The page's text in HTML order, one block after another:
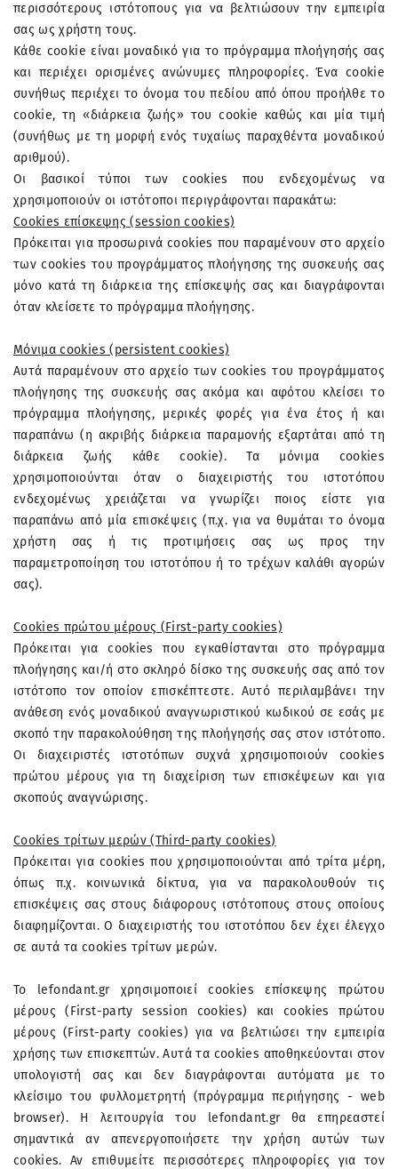
περισσότερους ιστότοπους για να βελτιώσουν την εμπειρία
σας ως χρήστη τους.
Κάθε cookie είναι μοναδικό για το πρόγραμμα πλοήγησής σας
και περιέχει ορισμένες ανώνυμες πληροφορίες. Ένα cookie
συνήθως περιέχει το όνομα του πεδίου από όπου προήλθε το
cookie, τη «διάρκεια ζωής» του cookie καθώς και μία τιμή
(συνήθως με τη μορφή ενός τυχαίως παραχθέντα μοναδικού
αριθμού).
Οι βασικοί τύποι των cookies που ενδεχομένως να
χρησιμοποιούν οι ιστότοποι περιγράφονται παρακάτω:
Cookies επίσκεψης (session cookies)
Πρόκειται για προσωρινά cookies που παραμένουν στο αρχείο
των cookies του προγράμματος πλοήγησης της συσκευής σας
μόνο κατά τη διάρκεια της επίσκεψής σας και διαγράφονται
όταν κλείσετε το πρόγραμμα πλοήγησης.
Μόνιμα cookies (persistent cookies)
Αυτά παραμένουν στο αρχείο των cookies του προγράμματος
πλοήγησης της συσκευής σας ακόμα και αφότου κλείσει το
πρόγραμμα πλοήγησης, μερικές φορές για ένα έτος ή και
παραπάνω (η ακριβής διάρκεια παραμονής εξαρτάται από τη
διάρκεια ζωής κάθε cookie). Τα μόνιμα cookies
χρησιμοποιούνται όταν ο διαχειριστής του ιστοτόπου
ενδεχομένως χρειάζεται να γνωρίζει ποιος είστε για
παραπάνω από μία επισκέψεις (π.χ. για να θυμάται το όνομα
χρήστη σας ή τις προτιμήσεις σας ως προς την
παραμετροποίηση του ιστοτόπου ή το τρέχων καλάθι αγορών
σας).
Cookies πρώτου μέρους (First-party cookies)
Πρόκειται για cookies που εγκαθίστανται στο πρόγραμμα
πλοήγησης και/ή στο σκληρό δίσκο της συσκευής σας από τον
ιστότοπο τον οποίον επισκέπτεστε. Αυτό περιλαμβάνει την
ανάθεση ενός μοναδικού αναγνωριστικού κωδικού σε εσάς με
σκοπό την παρακολούθηση της πλοήγησής σας στον ιστότοπο.
Οι διαχειριστές ιστοτόπων συχνά χρησιμοποιούν cookies
πρώτου μέρους για τη διαχείριση των επισκέψεων και για
σκοπούς αναγνώρισης.
Cookies τρίτων μερών (Third-party cookies)
Πρόκειται για cookies που χρησιμοποιούνται από τρίτα μέρη,
όπως π.χ. κοινωνικά δίκτυα, για να παρακολουθούν τις
επισκέψεις σας στους διάφορους ιστότοπους στους οποίους
διαφημίζονται. Ο διαχειριστής του ιστοτόπου δεν έχει έλεγχο
σε αυτά τα cookies τρίτων μερών.
Το lefondant.gr χρησιμοποιεί cookies επίσκεψης πρώτου
μέρους (First-party session cookies) και cookies πρώτου
μέρους (First-party cookies) για να βελτιώσει την εμπειρία
χρήσης των επισκεπτών. Αυτά τα cookies αποθηκεύονται στον
υπολογιστή σας και δεν διαγράφονται αυτόματα με το
κλείσιμο του φυλλομετρητή (πρόγραμμα περιήγησης - web
browser). Η λειτουργία του lefondant.gr θα επηρεαστεί
σημαντικά αν απενεργοποιήσετε την χρήση αυτών των
cookies. Αν επιθυμείτε περισσότερες πληροφορίες για τον